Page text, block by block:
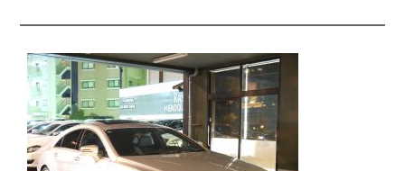
スタッフ紹介 リクルート
お問い合わせ
スタッフblog